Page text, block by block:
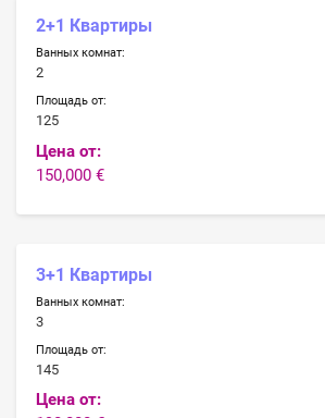
2+1 Квартиры
Ванных комнат:
2
Площадь от:
125
Цена от:
150,000 €
3+1 Квартиры
Ванных комнат:
3
Площадь от:
145
Цена от: